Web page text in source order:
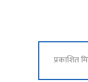
प्रकाशित